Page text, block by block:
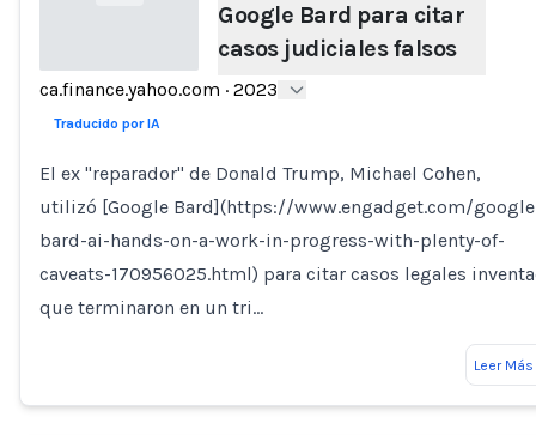
Loading...
Google Bard para citar
casos judiciales falsos
ca.finance.yahoo.com · 2023
Traducido por IA
El ex "reparador" de Donald Trump, Michael Cohen,
utilizó [Google Bard](https://www.engadget.com/
bard-ai-hands-on-a-work-in-progress-with-plenty-of-
caveats-170956025.html) para citar casos legales
que terminaron en un tri…
Leer Más